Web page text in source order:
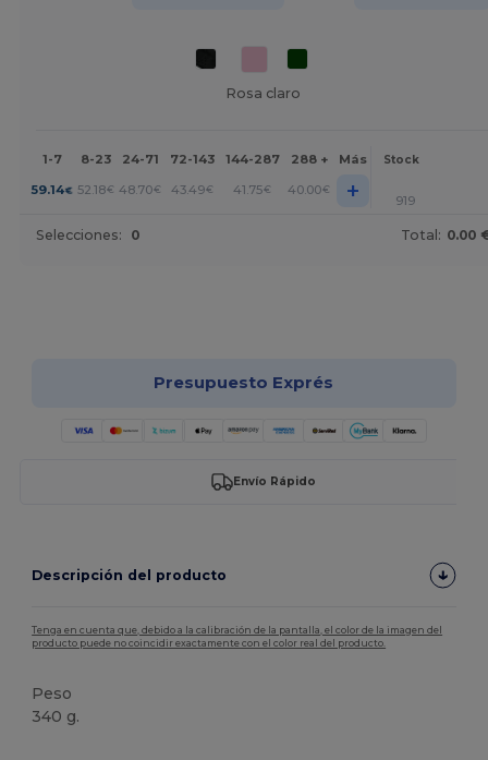
Rosa claro
1-7 8-23 24-71 72-143 144-287 288 + Más Stock
59.14€ 52.18€ 48.70€ 43.49€ 41.75€ 40.00€ + 919
Selecciones: 0 Total: 0.00
Presupuesto Exprés
Envío Rápido
Descripción del producto
Tenga en cuenta que, debido a la calibración de la pantalla, el color de la imagen del
producto puede no coincidir exactamente con el color real del producto.
Peso
340 g.